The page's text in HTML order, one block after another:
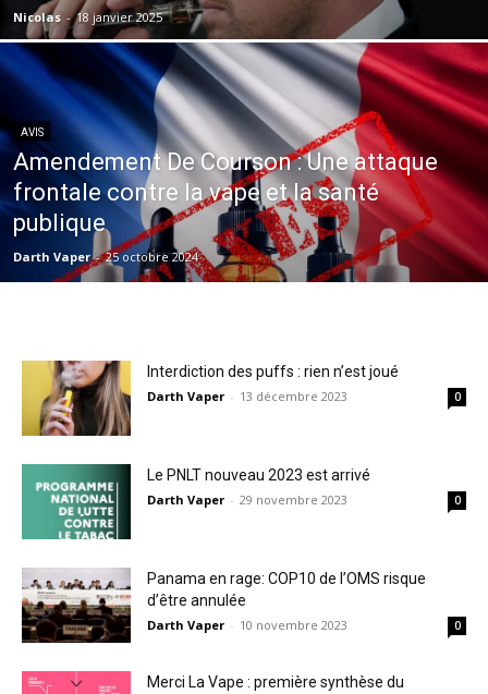
Nicolas - 18 janvier 2025
AVIS
Amendement De Courson : Une attaque
frontale contre la vape et la santé
publique
Darth Vaper - 25 octobre 2024
Interdiction des puffs : rien n’est joué
Darth Vaper - 13 décembre 2023 0
Le PNLT nouveau 2023 est arrivé
Darth Vaper - 29 novembre 2023 0
Panama en rage: COP10 de l’OMS risque
d’être annulée
Darth Vaper - 10 novembre 2023 0
Merci La Vape : première synthèse du